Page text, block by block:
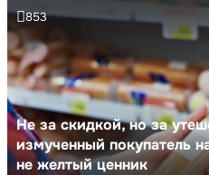
Не за скидкой, но за
измученный покупатель
не желтый ценник
853